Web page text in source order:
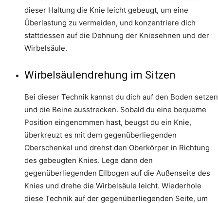
dieser Haltung die Knie leicht gebeugt, um eine
Überlastung zu vermeiden, und konzentriere dich
stattdessen auf die Dehnung der Kniesehnen und der
Wirbelsäule.
Wirbelsäulendrehung im Sitzen
Bei dieser Technik kannst du dich auf den Boden setzen
und die Beine ausstrecken. Sobald du eine bequeme
Position eingenommen hast, beugst du ein Knie,
überkreuzt es mit dem gegenüberliegenden
Oberschenkel und drehst den Oberkörper in Richtung
des gebeugten Knies. Lege dann den
gegenüberliegenden Ellbogen auf die Außenseite des
Knies und drehe die Wirbelsäule leicht. Wiederhole
diese Technik auf der gegenüberliegenden Seite, um